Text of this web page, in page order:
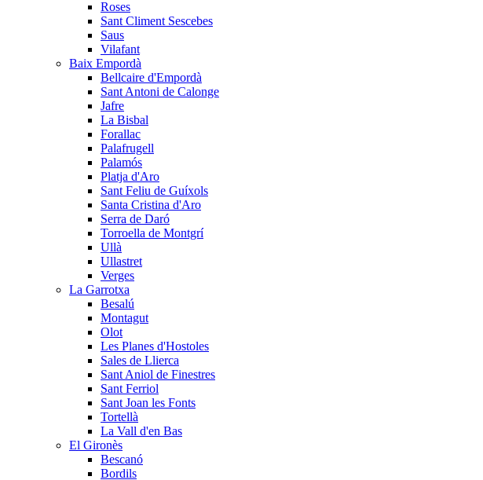
Roses
Sant Climent Sescebes
Saus
Vilafant
Baix Empordà
Bellcaire d'Empordà
Sant Antoni de Calonge
Jafre
La Bisbal
Forallac
Palafrugell
Palamós
Platja d'Aro
Sant Feliu de Guíxols
Santa Cristina d'Aro
Serra de Daró
Torroella de Montgrí
Ullà
Ullastret
Verges
La Garrotxa
Besalú
Montagut
Olot
Les Planes d'Hostoles
Sales de Llierca
Sant Aniol de Finestres
Sant Ferriol
Sant Joan les Fonts
Tortellà
La Vall d'en Bas
El Gironès
Bescanó
Bordils